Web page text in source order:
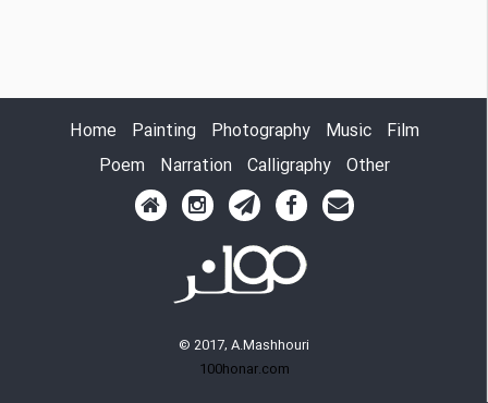
Home Painting Photography Music
Film
Poem
Narration Calligraphy Other
© 2017, A.Mashhouri
100honar.com